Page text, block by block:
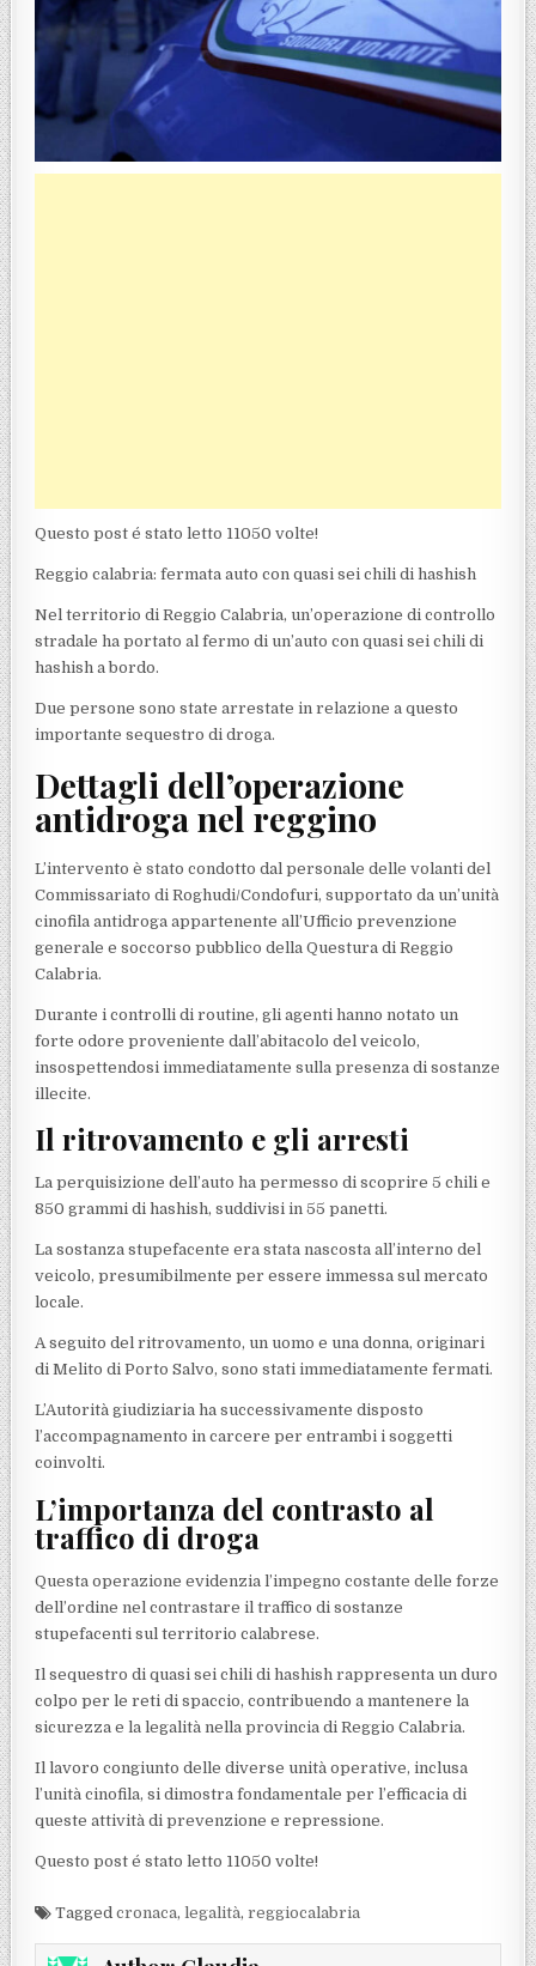
Questo post é stato letto 11050 volte!
Reggio calabria: fermata auto con quasi sei chili di hashish
Nel territorio di Reggio Calabria, un’operazione di controllo
stradale ha portato al fermo di un’auto con quasi sei chili di
hashish a bordo.
Due persone sono state arrestate in relazione a questo
importante sequestro di droga.
Dettagli dell’operazione
antidroga nel reggino
L’intervento è stato condotto dal personale delle volanti del
Commissariato di Roghudi/Condofuri, supportato da un’unità
cinofila antidroga appartenente all’Ufficio prevenzione
generale e soccorso pubblico della Questura di Reggio
Calabria.
Durante i controlli di routine, gli agenti hanno notato un
forte odore proveniente dall’abitacolo del veicolo,
insospettendosi immediatamente sulla presenza di sostanze
illecite.
Il ritrovamento e gli arresti
La perquisizione dell’auto ha permesso di scoprire 5 chili e
850 grammi di hashish, suddivisi in 55 panetti.
La sostanza stupefacente era stata nascosta all’interno del
veicolo, presumibilmente per essere immessa sul mercato
locale.
A seguito del ritrovamento, un uomo e una donna, originari
di Melito di Porto Salvo, sono stati immediatamente fermati.
L’Autorità giudiziaria ha successivamente disposto
l’accompagnamento in carcere per entrambi i soggetti
coinvolti.
L’importanza del contrasto al
traffico di droga
Questa operazione evidenzia l’impegno costante delle forze
dell’ordine nel contrastare il traffico di sostanze
stupefacenti sul territorio calabrese.
Il sequestro di quasi sei chili di hashish rappresenta un duro
colpo per le reti di spaccio, contribuendo a mantenere la
sicurezza e la legalità nella provincia di Reggio Calabria.
Il lavoro congiunto delle diverse unità operative, inclusa
l’unità cinofila, si dimostra fondamentale per l’efficacia di
queste attività di prevenzione e repressione.
Questo post é stato letto 11050 volte!
Taggedcronaca,legalità,reggiocalabria